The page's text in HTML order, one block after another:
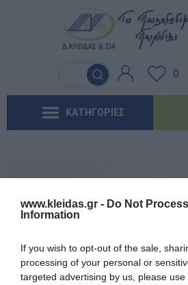
www.kleidas.gr - Do Not
Information
If you wish to opt-out of the sale,
processing of your personal or
targeted advertising by us, please
0
ΚΑΤΗΓΟΡΙΕΣ
Εγγεγραμμένος
Γλώσσα & Γραφή
Ανακαλύπτοντας τα Μαθηματικά
Φυσικές Επιστήμες
Λογοθεραπεία
Προβλήματα Όρασης
Βασικός εξοπλισμός & Μονάδες
Χειροτεχνία
Χορός & Θέατρο
Παιχνίδια Κήπου
Επαγγελματικές Παιδικές Χαρές
Συνθέσεις Παιδικής Χαράς για ΑμεΑ
Ιδέες για τα Χριστούγεννα
Ιδέες για τις Απόκριες
Ιδέες για το Πάσχα
Έντυπα-Βιβλία Παιδικών Σταθμων
Έντυπα-Βιβλία Νηπιαγωγείων
Έντυπα-Βιβλία Δημοτικών
'Έντυπα-Βιβλία Σχολικών